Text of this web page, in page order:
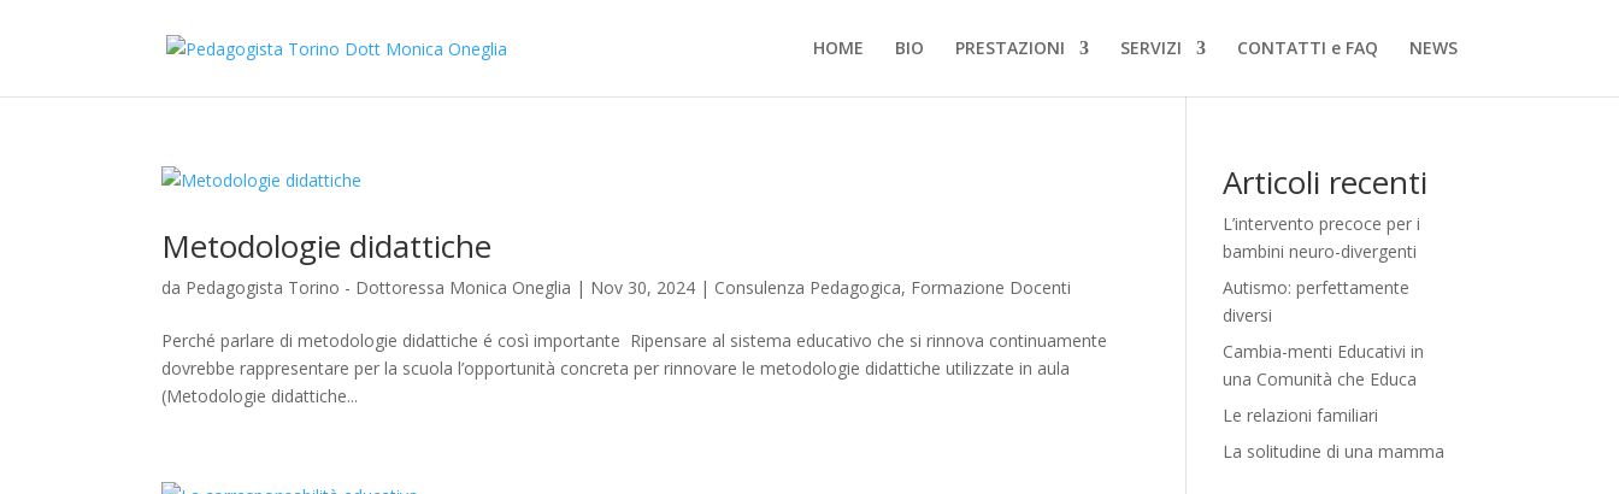
HOME BIO PRESTAZIONI SERVIZI CONTATTI e FAQ NEWS
Metodologie didattiche
da Pedagogista Torino - Dottoressa Monica Oneglia | Nov 30, 2024 | Consulenza Pedagogica, Formazione Docenti
Perché parlare di metodologie didattiche é così importante Ripensare al sistema educativo che si rinnova continuamente
dovrebbe rappresentare per la scuola l’opportunità concreta per rinnovare le metodologie didattiche utilizzate in aula
(Metodologie didattiche...
Articoli recenti
L’intervento precoce per i
bambini neuro-divergenti
Autismo: perfettamente
diversi
Cambia-menti Educativi in
una Comunità che Educa
Le relazioni familiari
La solitudine di una mamma